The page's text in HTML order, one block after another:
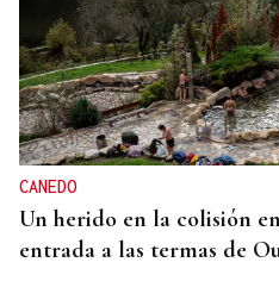
CANEDO
Un herido en la colisión
entrada a las termas de